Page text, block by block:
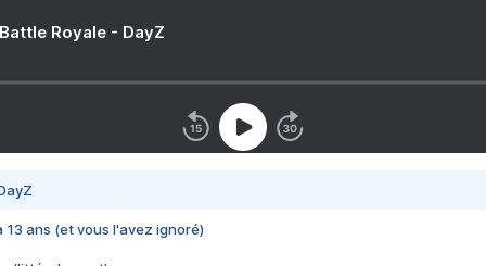
Royale - DayZ
13 ans (et vous l'avez ignoré)